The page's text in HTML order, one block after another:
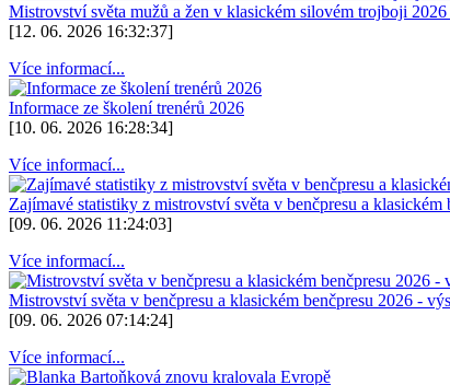
Mistrovství světa mužů a žen v klasickém silovém trojboji 2026
[12. 06. 2026 16:32:37]
Více informací...
Informace ze školení trenérů 2026
[10. 06. 2026 16:28:34]
Více informací...
Zajímavé statistiky z mistrovství světa v benčpresu a klasickém
[09. 06. 2026 11:24:03]
Více informací...
Mistrovství světa v benčpresu a klasickém benčpresu 2026 -
[09. 06. 2026 07:14:24]
Více informací...